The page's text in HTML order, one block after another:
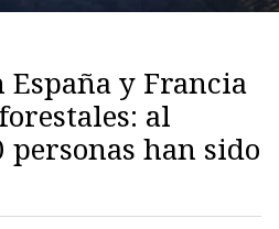
España y Francia
al
personas han sido